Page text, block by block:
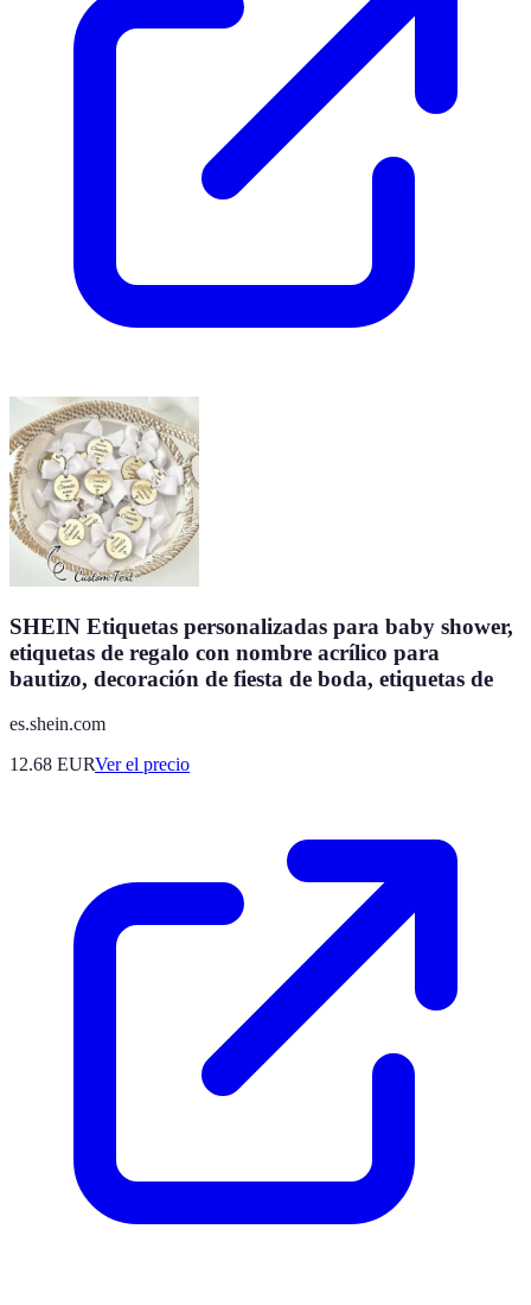
SHEIN Etiquetas personalizadas para baby shower,
etiquetas de regalo con nombre acrílico para
bautizo, decoración de fiesta de boda, etiquetas de
es.shein.com
12.68 EURVer el precio